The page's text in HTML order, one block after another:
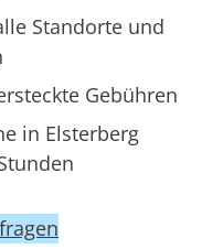
Standorte und
Gebühren
in Elsterberg